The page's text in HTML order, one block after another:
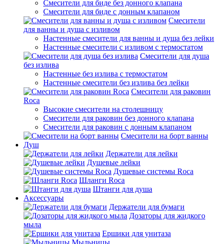
Смесители для биде без донного клапана
Смесители для биде с донным клапаном
Смесители
для ванны и душа с изливом
Настенные смесители для ванны и душа без лейки
Настенные смесители с изливом c термостатом
Смесители для душа
без излива
Настенные без излива с термостатом
Настенные смесители без излива без лейки
Смесители для раковин
Roca
Высокие смесители на столешницу
Смесители для раковин без донного клапана
Смесители для раковин с донным клапаном
Смесители на борт ванны
Душ
Держатели для лейки
Душевые лейки
Душевые системы Roca
Шланги Roca
Штанги для душа
Аксессуары
Держатели для бумаги
Дозаторы для жидкого
мыла
Ершики для унитаза
Мыльницы